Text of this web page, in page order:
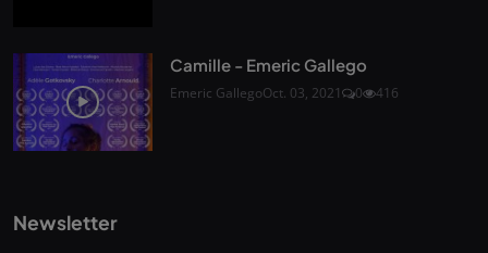
Camille - Emeric Gallego
Emeric GallegoOct. 03, 2021 0 416
Newsletter